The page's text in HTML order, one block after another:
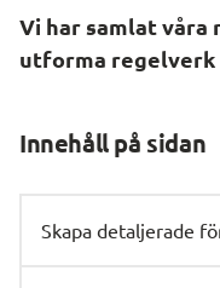
Vi har samlat
utforma regelverk
Innehåll på sidan
Skapa detaljerade